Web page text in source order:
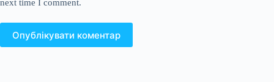
next time I comment.
Опублікувати коментар